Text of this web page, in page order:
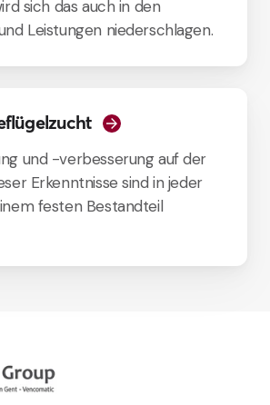
sich das auch in den
Leistungen niederschlagen.
und -verbesserung auf der
Erkenntnisse sind in jeder
festen Bestandteil